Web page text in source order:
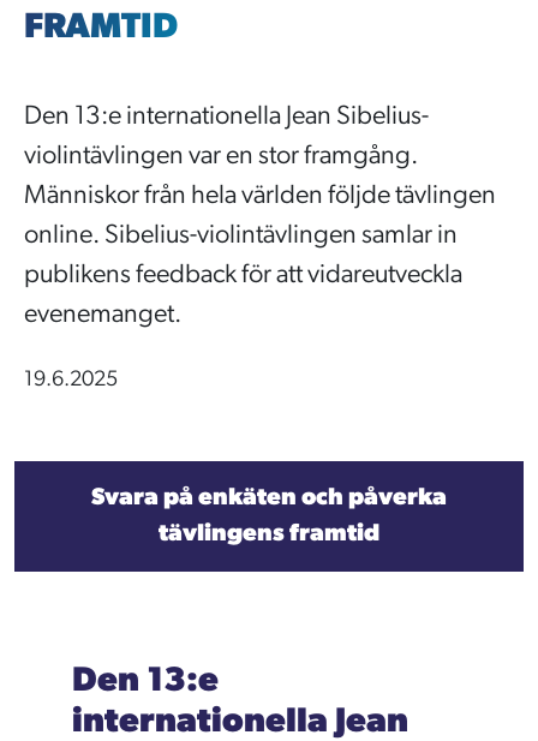
FRAMTID
Den 13:e internationella Jean Sibelius-
violintävlingen var en stor framgång.
Människor från hela världen följde tävlingen
online. Sibelius-violintävlingen samlar in
publikens feedback för att vidareutveckla
evenemanget.
19.6.2025
Svara på enkäten och påverka
tävlingens framtid
Den 13:e
internationella Jean